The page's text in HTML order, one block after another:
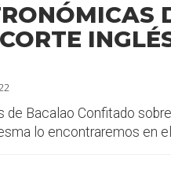
Bacalao Confitado
lo encontraremos en el